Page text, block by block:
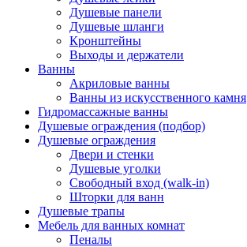
Душевые панели
Душевые шланги
Кронштейны
Выходы и держатели
Ванны
Акриловые ванны
Ванны из искусственного камня
Гидромассажные ванны
Душевые ограждения (подбор)
Душевые ограждения
Двери и стенки
Душевые уголки
Свободный вход (walk-in)
Шторки для ванн
Душевые трапы
Мебель для ванных комнат
Пеналы